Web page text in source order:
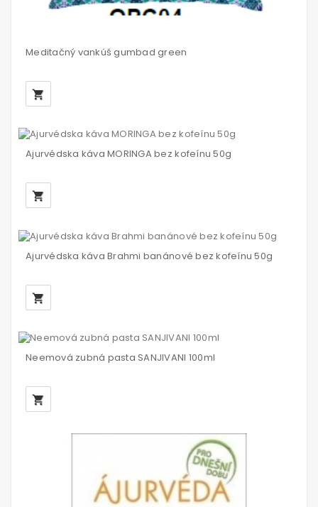
Meditačný vankúš gumbad green
local_grocery_store
Ajurvédska káva MORINGA bez kofeínu 50g
local_grocery_store
Ajurvédska káva Brahmi banánové bez kofeínu 50g
local_grocery_store
Neemová zubná pasta SANJIVANI 100ml
local_grocery_store